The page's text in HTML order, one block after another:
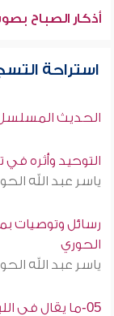
أذكار الصباح
استراحة
الحديث
التوحيد وأثره في
ياسر عبد الله
رسائل وتوصيات
الحوري
ياسر عبد الله
05-ما يقال فى الليل - د.محمد إسماعيل المقدم